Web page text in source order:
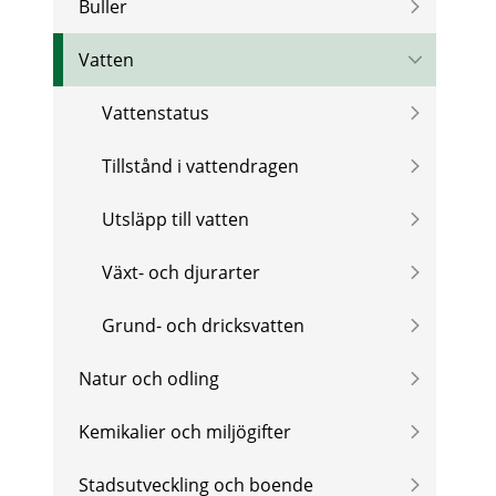
Buller
Vatten
Vattenstatus
Tillstånd i vattendragen
Utsläpp till vatten
Växt- och djurarter
Grund- och dricksvatten
Natur och odling
Kemikalier och miljögifter
Stadsutveckling och boende